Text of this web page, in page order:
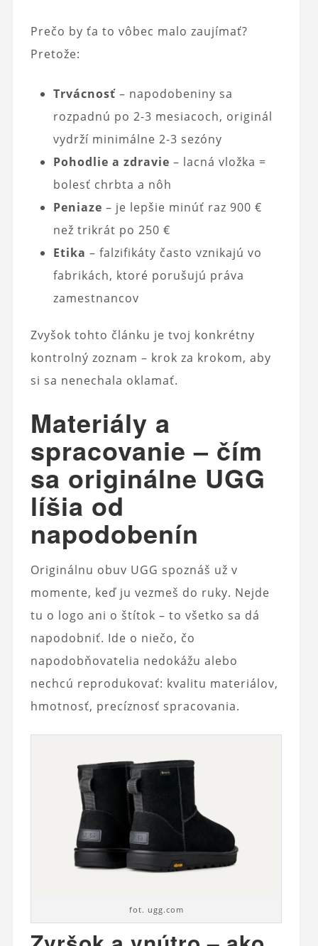
Prečo by ťa to vôbec malo zaujímať?
Pretože:
Trvácnosť– napodobeniny sa
rozpadnú po 2-3 mesiacoch, originál
vydrží minimálne 2-3 sezóny
Pohodlie a zdravie – lacná vložka =
bolesť chrbta a nôh
Peniaze – je lepšie minúť raz 900 €
než trikrát po 250 €
Etika – falzifikáty často vznikajú vo
fabrikách, ktoré porušujú práva
zamestnancov
Zvyšok tohto článku je tvoj konkrétny
kontrolný zoznam – krok za krokom, aby
si sa nenechala oklamať.
Materiály a
spracovanie – čím
sa originálne UGG
líšia od
napodobenín
Originálnu obuv UGG spoznáš už v
momente, keď ju vezmeš do ruky. Nejde
tu o logo ani o štítok – to všetko sa dá
napodobniť. Ide o niečo, čo
napodobňovatelia nedokážu alebo
nechcú reprodukovať: kvalitu materiálov,
hmotnosť, precíznosť spracovania.
fot. ugg.com